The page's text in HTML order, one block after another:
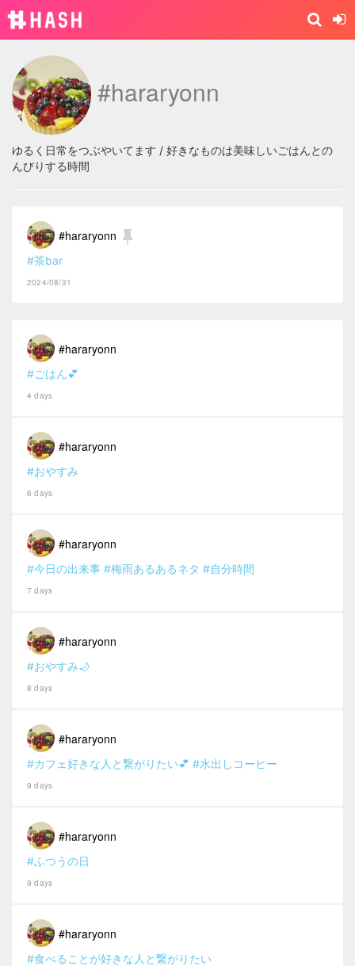
#hararyonn
ゆるく日常をつぶやいてます / 好きなものは美味しいごはんとの
んびりする時間
#hararyonn
#茶bar
2024/08/31
#hararyonn
#ごはん💕
4 days
#hararyonn
#おやすみ
6 days
#hararyonn
#今日の出来事 #梅雨あるあるネタ #自分時間
7 days
#hararyonn
#おやすみ🌙
8 days
#hararyonn
#カフェ好きな人と繋がりたい💕 #水出しコーヒー
9 days
#hararyonn
#ふつうの日
9 days
#hararyonn
#食べることが好きな人と繋がりたい